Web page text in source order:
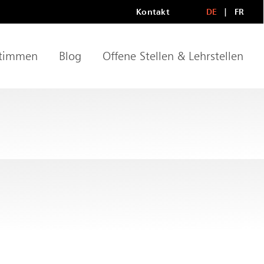
Metanavigationn
Kontakt DE FR
Blog Offene Stellen & Lehrstellen